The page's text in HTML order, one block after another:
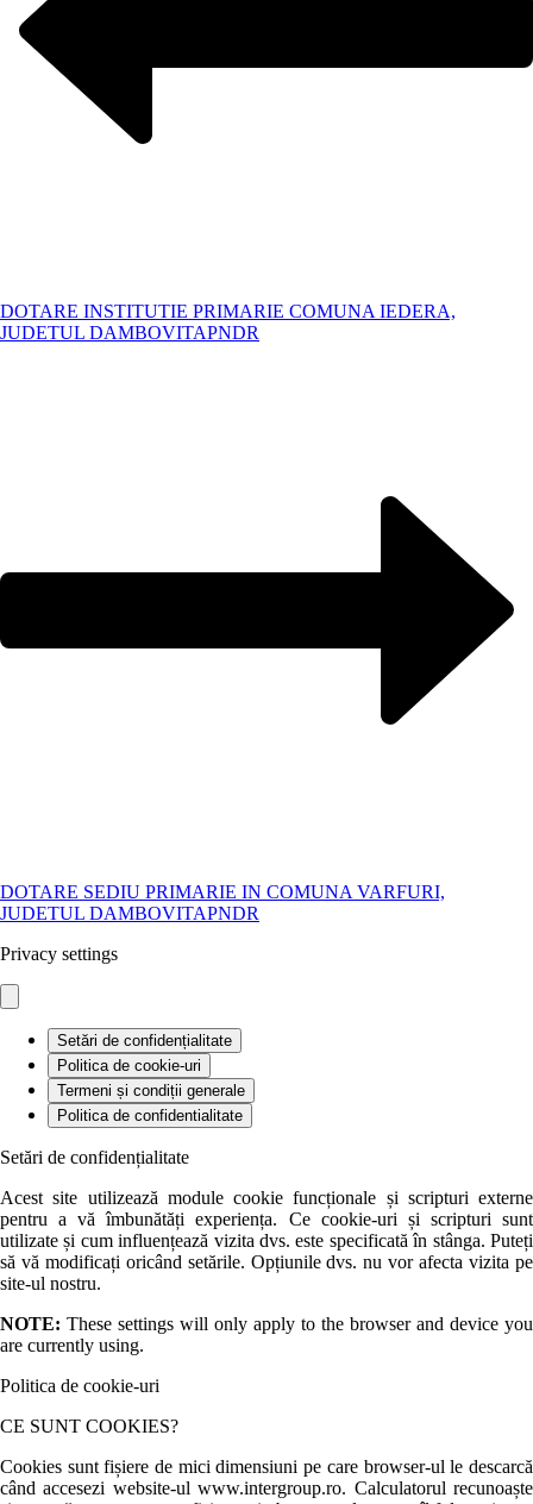
DOTARE INSTITUTIE PRIMARIE COMUNA IEDERA,
JUDETUL DAMBOVITAPNDR
DOTARE SEDIU PRIMARIE IN COMUNA VARFURI,
JUDETUL DAMBOVITAPNDR
Privacy settings
Setări de confidențialitate
Politica de cookie-uri
Termeni și condiții generale
Politica de confidentialitate
Setări de confidențialitate
Acest site utilizează module cookie funcționale și scripturi externe
pentru a vă îmbunătăți experiența. Ce cookie-uri și scripturi sunt
utilizate și cum influențează vizita dvs. este specificată în stânga. Puteți
să vă modificați oricând setările. Opțiunile dvs. nu vor afecta vizita pe
site-ul nostru.
NOTE: These settings will only apply to the browser and device you
are currently using.
Politica de cookie-uri
CE SUNT COOKIES?
Cookies sunt fișiere de mici dimensiuni pe care browser-ul le descarcă
când accesezi website-ul www.intergroup.ro. Calculatorul recunoaște